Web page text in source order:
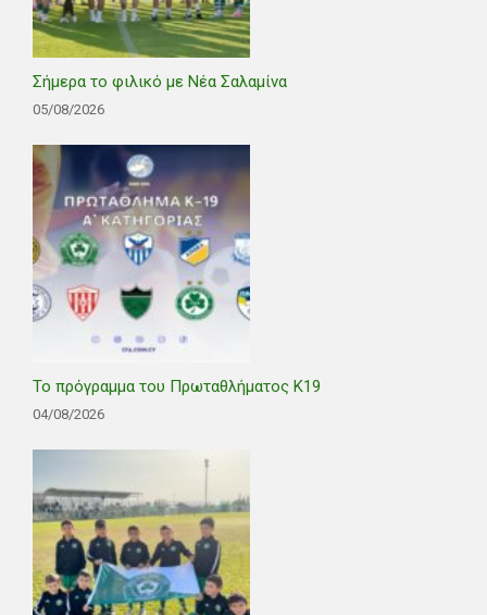
Σήμερα το φιλικό με Νέα Σαλαμίνα
05/08/2026
Το πρόγραμμα του Πρωταθλήματος Κ19
04/08/2026